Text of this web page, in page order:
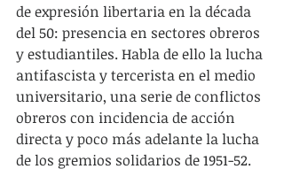
de expresión libertaria en la década
del 50: presencia en sectores obreros
y estudiantiles. Habla de ello la lucha
antifascista y tercerista en el medio
universitario, una serie de conflictos
obreros con incidencia de acción
directa y poco más adelante la lucha
de los gremios solidarios de 1951-52.